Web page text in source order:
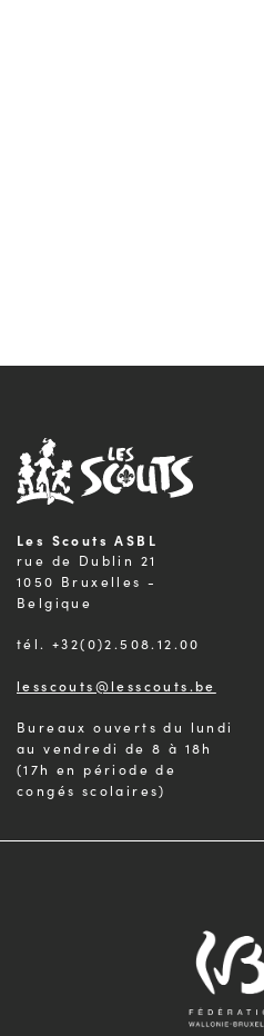
Les Scouts ASBL
rue de Dublin 21
1050 Bruxelles -
Belgique
tél. +32(0)2.508.12.00
lesscouts@lesscouts.be
Bureaux ouverts du lundi
au vendredi de 8 à 18h
(17h en période de
congés scolaires)